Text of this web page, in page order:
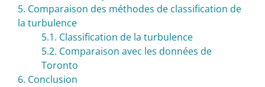
5. Comparaison des méthodes de classification de
la turbulence
5.1. Classification de la turbulence
5.2. Comparaison avec les données de
Toronto
6. Conclusion